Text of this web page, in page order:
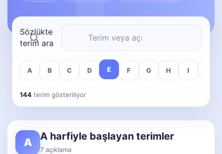
Sözlükte
terim ara
A B C D E F G H I
144 terim gösteriliyor
A A harfiyle başlayan terimler
7 açıklama